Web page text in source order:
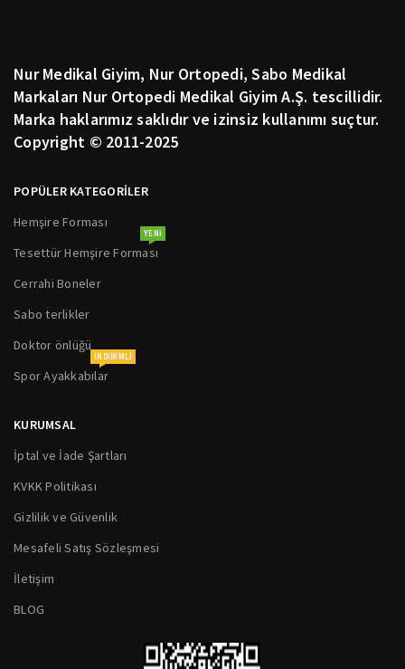
Nur Medikal Giyim, Nur Ortopedi, Sabo Medikal
Markaları Nur Ortopedi Medikal Giyim A.Ş. tescillidir.
Marka haklarımız saklıdır ve izinsiz kullanımı suçtur.
Copyright © 2011-2025
POPÜLER KATEGORİLER
Hemşire Forması
Tesettür Hemşire Forması
YENI
Cerrahi Boneler
Sabo terlikler
Doktor önlüğü
Spor Ayakkabılar
INDIRIMLI
KURUMSAL
İptal ve İade Şartları
KVKK Politikası
Gizlilik ve Güvenlik
Mesafeli Satış Sözleşmesi
İletişim
BLOG